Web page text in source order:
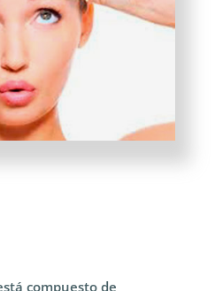
compuesto de